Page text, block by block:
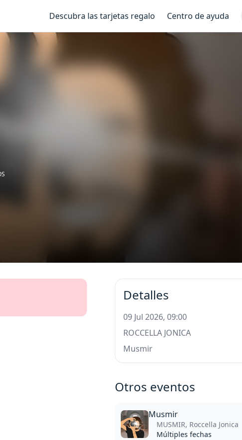
Descubra las tarjetas regalo Centro de ayuda
Detalles
09 Jul 2026, 09:00
ROCCELLA JONICA
Musmir
Otros eventos
Musmir
MUSMIR, Roccella Jonica
Múltiples fechas